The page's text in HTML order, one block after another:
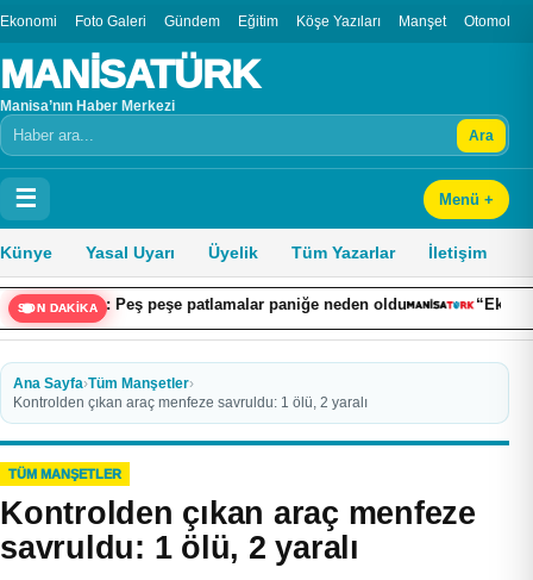
Ekonomi Foto Galeri Gündem Eğitim Köşe Yazıları Manşet Otomobil
MANİSATÜRK
Manisa’nın Haber Merkezi
Arama Ara
☰ Menü +
Künye Yasal Uyarı Üyelik Tüm Yazarlar İletişim
SON DAKİKA
Peş peşe patlamalar paniğe neden oldu “Ekonomiye Yön
Ana Sayfa›Tüm Manşetler›
Kontrolden çıkan araç menfeze savruldu: 1 ölü, 2 yaralı
TÜM MANŞETLER
Kontrolden çıkan araç menfeze
savruldu: 1 ölü, 2 yaralı